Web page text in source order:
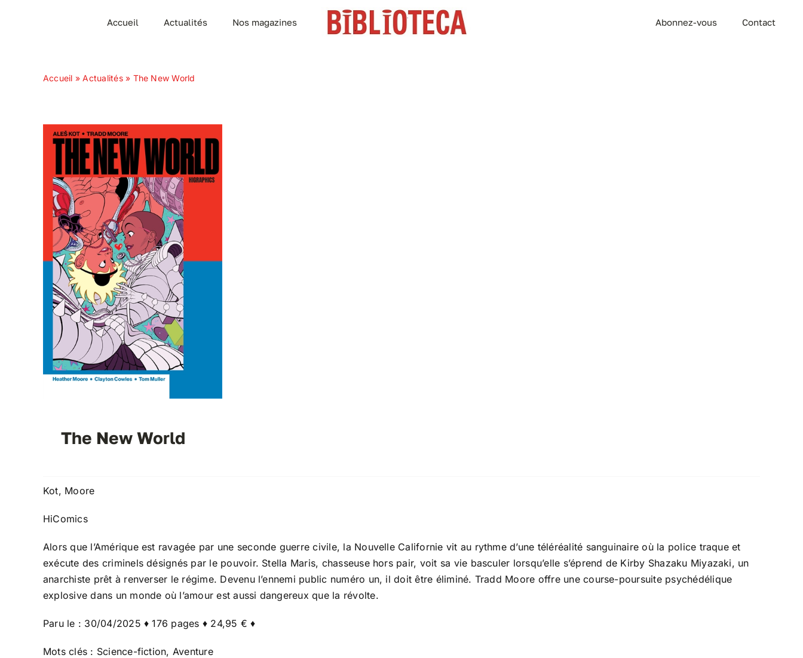
Accueil Actualités Nos magazines Abonnez-vous Contact
Accueil »Actualités» The New World
The New World
Kot, Moore
HiComics
Alors que l’Amérique est ravagée par une seconde guerre civile, la Nouvelle Californie vit au rythme d’une téléréalité sanguinaire où la police traque et
exécute des criminels désignés par le pouvoir. Stella Maris, chasseuse hors pair, voit sa vie basculer lorsqu’elle s’éprend de Kirby Shazaku Miyazaki, un
anarchiste prêt à renverser le régime. Devenu l’ennemi public numéro un, il doit être éliminé. Tradd Moore offre une course-poursuite psychédélique
explosive dans un monde où l’amour est aussi dangereux que la révolte.
Paru le : 30/04/2025 ♦ 176 pages ♦ 24,95 € ♦
Mots clés : Science-fiction, Aventure